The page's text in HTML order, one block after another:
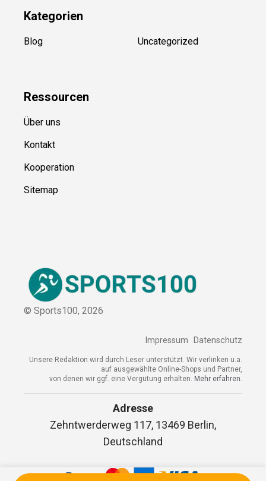
Kategorien
Blog Uncategorized
Ressourcen
Über uns
Kontakt
Kooperation
Sitemap
© Sports100, 2026
Impressum Datenschutz
Unsere Redaktion wird durch Leser unterstützt. Wir verlinken u.a.
auf ausgewählte Online-Shops und Partner,
von denen wir ggf. eine Vergütung erhalten. Mehr erfahren.
Adresse
Zehntwerderweg 117, 13469 Berlin,
Deutschland